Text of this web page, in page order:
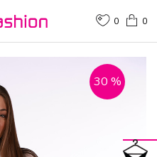
0
0
30 %